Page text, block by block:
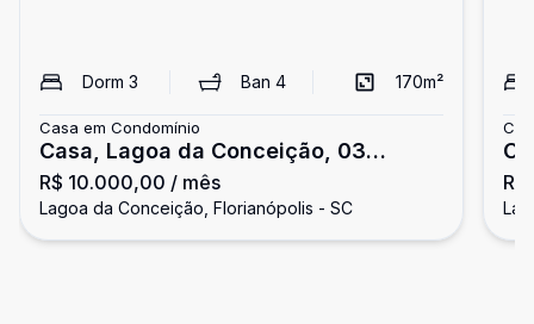
Dorm 3 Ban 4 170m²
Casa em Condomínio
Casa, Lagoa da Conceição, 03
Suítes, 02 Vagas
R$ 10.000,00 / mês
Lagoa da Conceição, Florianópolis - SC